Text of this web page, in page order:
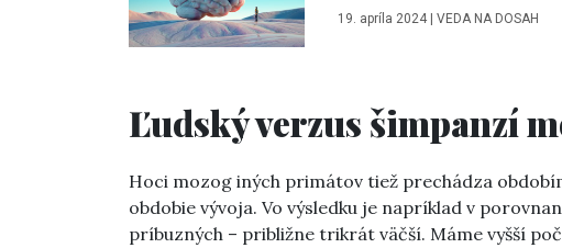
19. apríla 2024| VEDA NA DOSAH
Ľudský verzus šimpanzí
Hoci mozog iných primátov tiež prechádza
obdobie vývoja. Vo výsledku je napríklad v
príbuzných – približne trikrát väčší. Máme vyšší